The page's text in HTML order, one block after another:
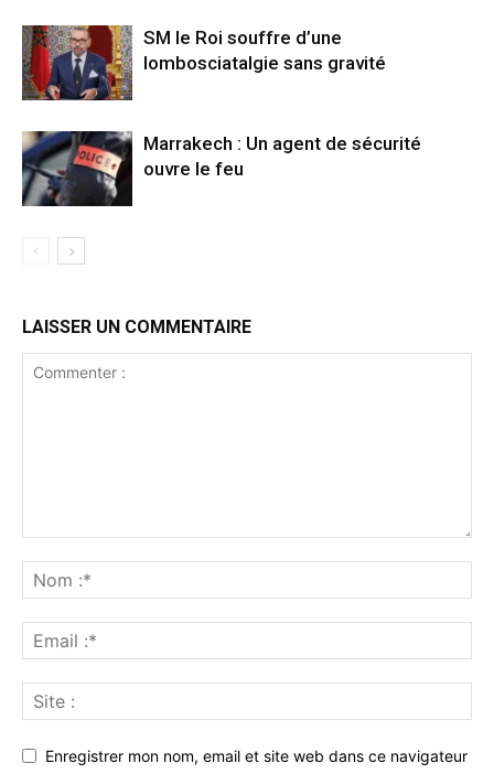
SM le Roi souffre d’une
lombosciatalgie sans gravité
Marrakech : Un agent de sécurité
ouvre le feu
LAISSER UN COMMENTAIRE
Enregistrer mon nom, email et site web dans ce navigateur